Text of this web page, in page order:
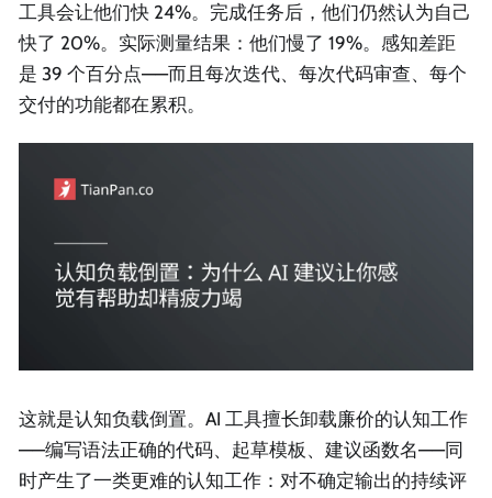
工具会让他们快 24%。完成任务后，他们仍然认为自己
快了 20%。实际测量结果：他们慢了 19%。感知差距
是 39 个百分点——而且每次迭代、每次代码审查、每个
交付的功能都在累积。
这就是认知负载倒置。AI 工具擅长卸载廉价的认知工作
——编写语法正确的代码、起草模板、建议函数名——同
时产生了一类更难的认知工作：对不确定输出的持续评